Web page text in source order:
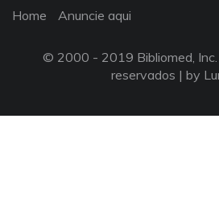
Home Anuncie aqui
© 2000 - 2019 Bibliomed,
reservados | by